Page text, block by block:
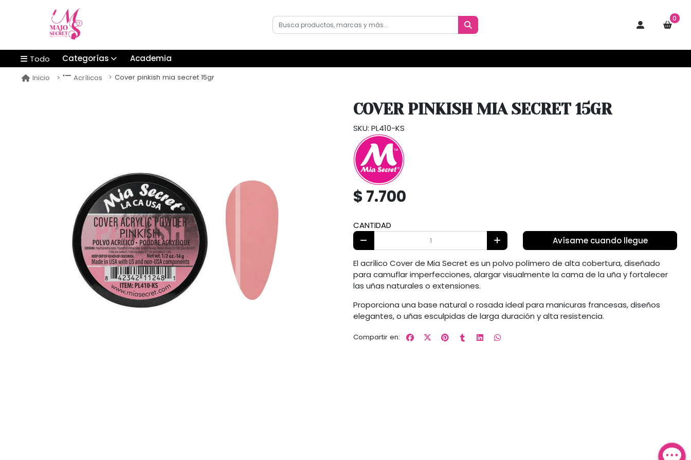
0
Todo Categorías Academia
Inicio Acrílicos Cover pinkish mia secret 15gr
COVER PINKISH MIA SECRET 15GR
SKU: PL410-KS
$ 7.700
CANTIDAD
Avísame cuando llegue
El acrílico Cover de Mia Secret es un polvo polímero de alta cobertura, diseñado
para camuflar imperfecciones, alargar visualmente la cama de la uña y fortalecer
las uñas naturales o extensiones.
Proporciona una base natural o rosada ideal para manicuras francesas, diseños
elegantes, o uñas esculpidas de larga duración y alta resistencia.
Compartir en: